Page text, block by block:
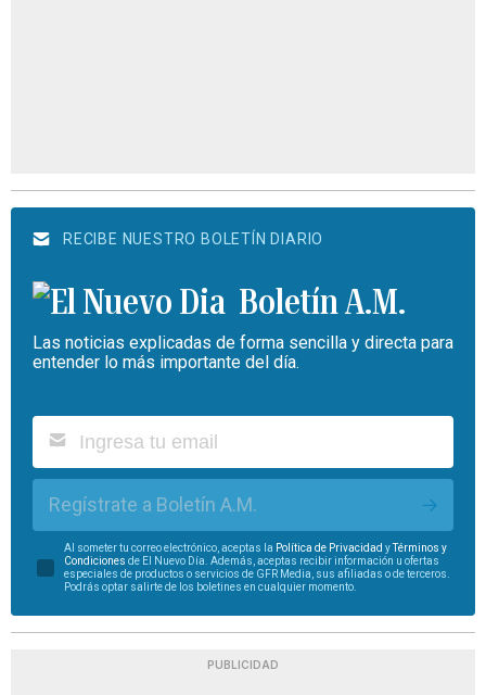
RECIBE NUESTRO BOLETÍN DIARIO
Boletín A.M.
Las noticias explicadas de forma sencilla y directa para
entender lo más importante del día.
Regístrate a Boletín A.M.
Al someter tu correo electrónico, aceptas la Política de Privacidad yTérminos y
Condiciones de El Nuevo Día. Además, aceptas recibir información u ofertas
especiales de productos o servicios de GFR Media, sus afiliadas o de terceros.
Podrás optar salirte de los boletines en cualquier momento.
PUBLICIDAD